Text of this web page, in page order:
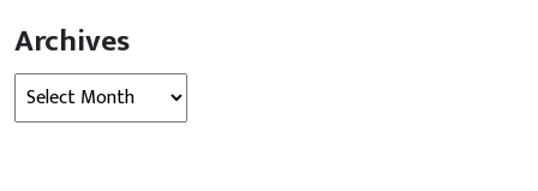
Archives
Archives